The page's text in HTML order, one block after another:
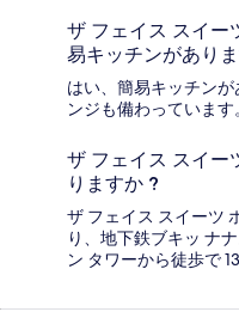
ザ フェイス スイー
易キッチンがあり
はい、簡易キッチン
ンジも備わっています。
ザ フェイス スイー
りますか ?
ザ フェイス スイーツ
り、地下鉄ブキッ ナ
ン タワーから徒歩で